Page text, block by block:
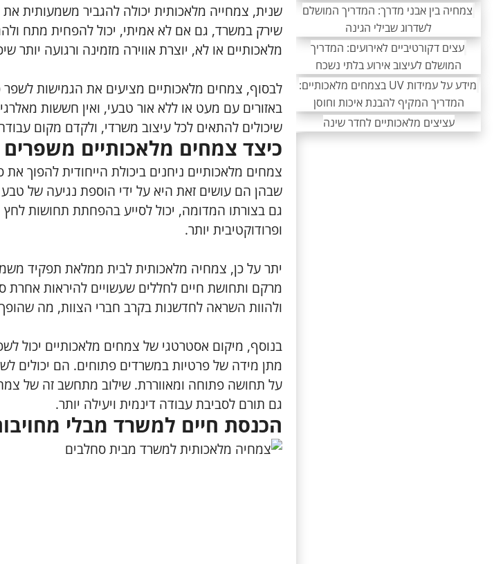
צמחיה בין אבני מדרך: המדריך המושלם
לשדרוג שבילי הגינה
עצים דקורטיביים לאירועים: המדריך
המושלם לעיצוב אירוע בלתי נשכח
מידע על עמידות UV בצמחים מלאכותיים:
המדריך המקיף להבנת איכות וחוסן
עציצים מלאכותיים לחדר שינה
שנית, צמחייה מלאכותית יכולה להגביר משמעותית
שירק במשרד, גם אם לא אמיתי, יכול להפחית מתח
מלאכותיים או לא, יוצרת אווירה מזמינה ורגועה
לבסוף, צמחים מלאכותיים מציעים את הגמישות
באזורים עם מעט או ללא אור טבעי, ואין חששות
שיכולים להתאים לכל עיצוב משרדי, ולקדם מקום
כיצד צמחים מלאכותיים
צמחים מלאכותיים ניחנים ביכולת הייחודית להפוך
שבהן הם עושים זאת היא על ידי הוספת נגיעה של
גם בצורתו המדומה, יכול לסייע בהפחתת תחושות לחץ
ופרודוקטיבית יותר.
יתר על כן, צמחיה מלאכותית לבית ממלאת תפקיד
מרקם ותחושת חיים לחללים שעשויים להיראות אחרת
ולהוות השראה לחדשנות בקרב חברי הצוות, מה
בנוסף, מיקום אסטרטגי של צמחים מלאכותיים יכול
מתן מידה של פרטיות במשרדים פתוחים. הם יכולים
על תחושה פתוחה ומאווררת. שילוב מתחשב זה של
גם תורם לסביבת עבודה דינמית ויעילה יותר.
הכנסת חיים למשרד מבלי